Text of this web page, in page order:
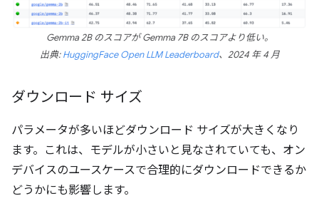
Gemma 2B のスコアが Gemma 7B のスコアより低い。
出典:HuggingFace Open LLM Leaderboard、2024 年 4 月
ダウンロード サイズ
パラメータが多いほどダウンロード サイズが大きくなり
ます。これは、モデルが小さいと見なされていても、オン
デバイスのユースケースで合理的にダウンロードできるか
どうかにも影響します。